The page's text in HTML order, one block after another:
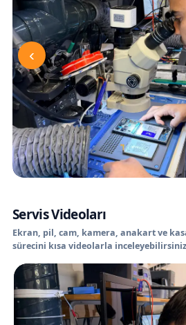
‹
Servis Videoları
Ekran, pil, cam, kamera, anakart ve
sürecini kısa videolarla